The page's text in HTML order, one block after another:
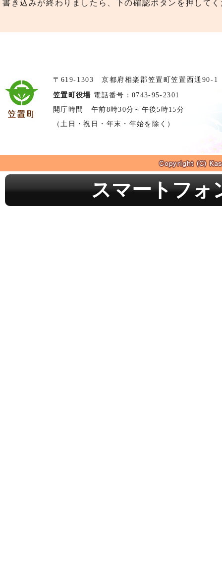
書き込みが終わりましたら、下の確認ボタンを押して
〒619-1303 京都府相楽郡笠置町笠置西通90-1
笠置町役場 電話番号：0743-95-2301
開庁時間 午前8時30分～午後5時15分
（土日・祝日・年末・年始を除く）
スマートフォ